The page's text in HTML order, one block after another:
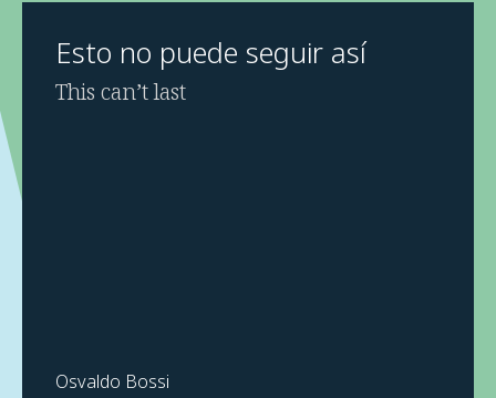
Esto no puede seguir así
This can’t last
Osvaldo Bossi